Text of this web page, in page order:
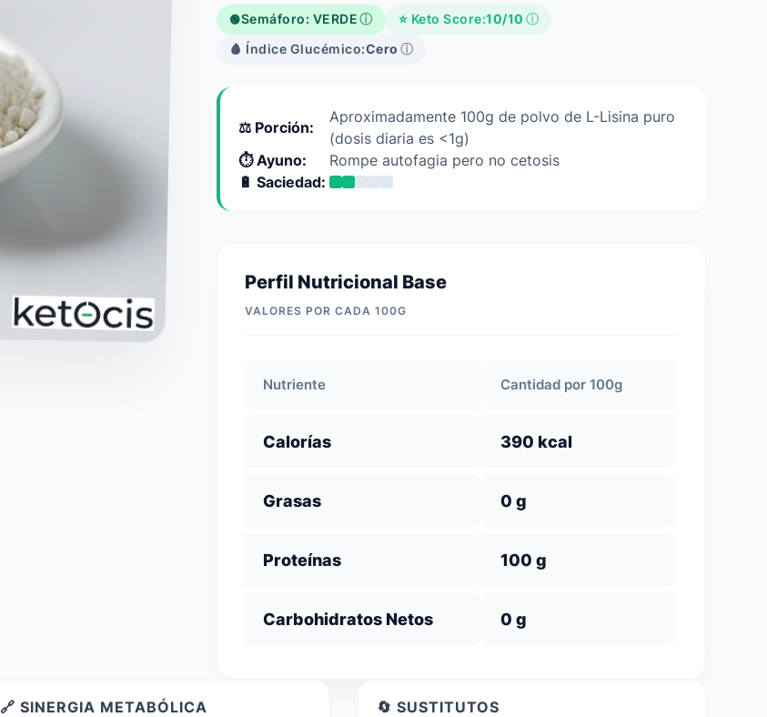
🟢Semáforo: VERDEⓘ ⭐ Keto Score:10/10 ⓘ
🩸 Índice Glucémico:Cero ⓘ
⚖️ Porción:
Aproximadamente 100g de polvo de L-Lisina puro
(dosis diaria es <1g)
⏱️ Ayuno:
Rompe autofagia pero no cetosis
🔋 Saciedad:
Perfil Nutricional Base
VALORES POR CADA 100G
Nutriente Cantidad por 100g
Calorías 390 kcal
Grasas 0 g
Proteínas 100 g
Carbohidratos Netos 0 g
🔗 SINERGIA METABÓLICA 🔄 SUSTITUTOS